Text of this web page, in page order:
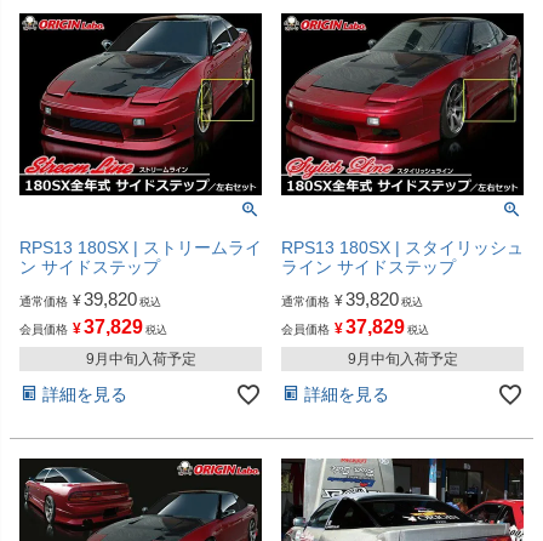
RPS13 180SX | ストリームライ
ン サイドステップ
通常価格 ¥39,820 税込
会員価格 ¥37,829 税込
9月中旬入荷予定
詳細を見る
RPS13 180SX | スタイリッシュ
ライン サイドステップ
通常価格 ¥39,820 税込
会員価格 ¥37,829 税込
9月中旬入荷予定
詳細を見る